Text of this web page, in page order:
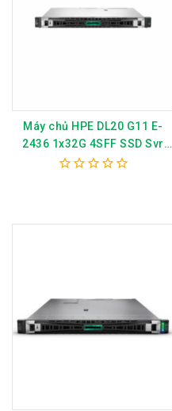
Máy chủ HPE DL20 G11 E-
2436 1x32G 4SFF SSD Svr
P81568-375
5